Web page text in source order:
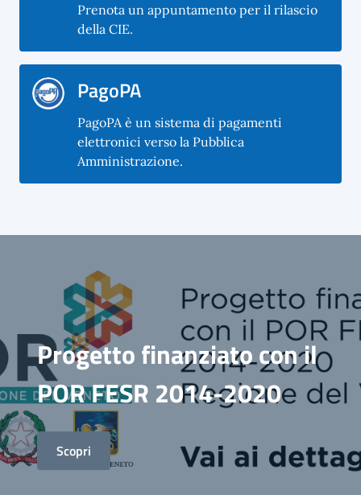
Prenota un appuntamento per il rilascio
della CIE.
PagoPA
PagoPA è un sistema di pagamenti
elettronici verso la Pubblica
Amministrazione.
Progetto finanziato con il
POR FESR 2014-2020
Scopri